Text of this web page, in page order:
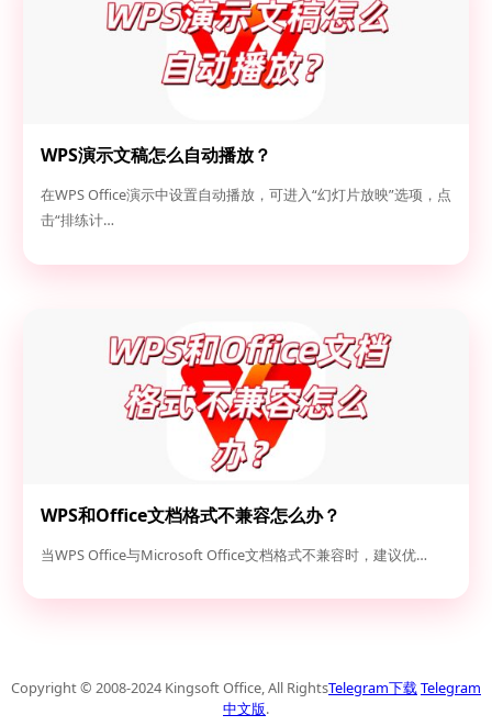
WPS演示文稿怎么自动播放？
在WPS Office演示中设置自动播放，可进入“幻灯片放映”选项，点
击“排练计…
WPS和Office文档格式不兼容怎么办？
当WPS Office与Microsoft Office文档格式不兼容时，建议优…
Copyright © 2008-2024 Kingsoft Office, All RightsTelegram下载Telegram
中文版.